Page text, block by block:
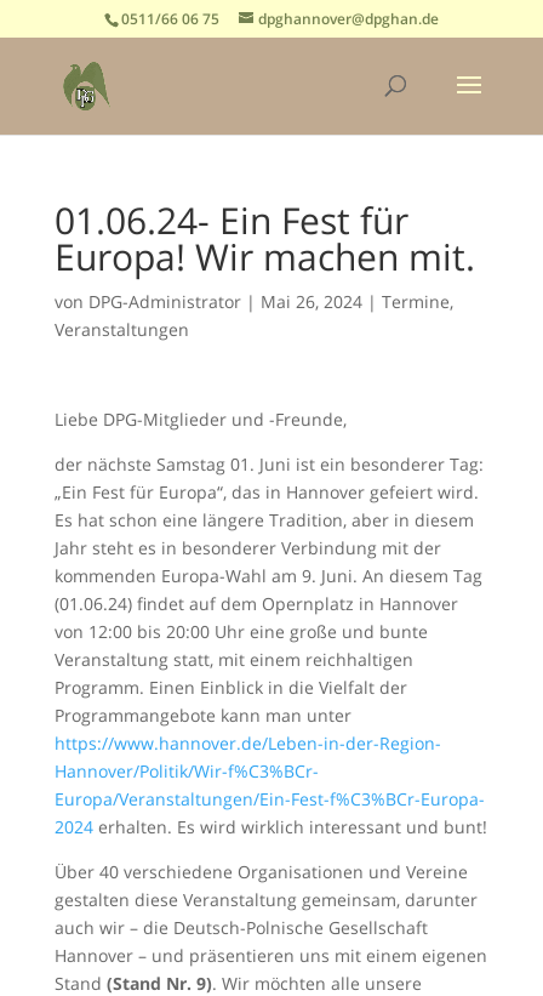
0511/66 06 75 dpghannover@dpghan.de
01.06.24- Ein Fest für
Europa! Wir machen mit.
von DPG-Administrator| Mai 26, 2024| Termine,
Veranstaltungen
Liebe DPG-Mitglieder und -Freunde,
der nächste Samstag 01. Juni ist ein besonderer Tag:
„Ein Fest für Europa“, das in Hannover gefeiert wird.
Es hat schon eine längere Tradition, aber in diesem
Jahr steht es in besonderer Verbindung mit der
kommenden Europa-Wahl am 9. Juni. An diesem Tag
(01.06.24) findet auf dem Opernplatz in Hannover
von 12:00 bis 20:00 Uhr eine große und bunte
Veranstaltung statt, mit einem reichhaltigen
Programm. Einen Einblick in die Vielfalt der
Programmangebote kann man unter
https://www.hannover.de/Leben-in-der-Region-
Hannover/Politik/Wir-f%C3%BCr-
Europa/Veranstaltungen/Ein-Fest-f%C3%BCr-Europa-
2024erhalten. Es wird wirklich interessant und bunt!
Über 40 verschiedene Organisationen und Vereine
gestalten diese Veranstaltung gemeinsam, darunter
auch wir – die Deutsch-Polnische Gesellschaft
Hannover – und präsentieren uns mit einem eigenen
Stand (Stand Nr. 9). Wir möchten alle unsere